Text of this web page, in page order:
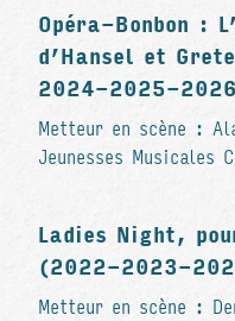
Opéra-Bonbon :
d’Hansel et
2024-2025-
Metteur en scène :
Jeunesses Musicales
Ladies Night,
(2022-2023-
Metteur en scène :